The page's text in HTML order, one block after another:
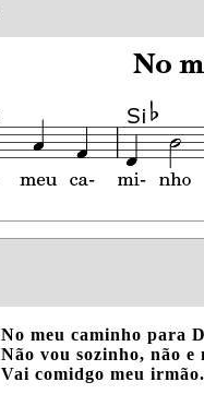
No meu caminho para
Não vou sozinho, não e
Vai comidgo meu irmão.